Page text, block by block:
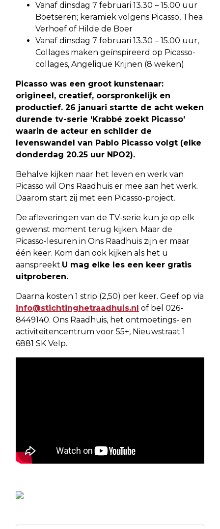
Vanaf dinsdag 7 februari 13.30 – 15.00 uur
Boetseren; keramiek volgens Picasso, Thea
Verhoef of Hilde de Boer
Vanaf dinsdag 7 februari 13.30 – 15.00 uur,
Collages maken geïnspireerd op Picasso-
collages, Angelique Krijnen (8 weken)
Picasso was een groot kunstenaar:
origineel, creatief, oorspronkelijk en
productief. 26 januari startte de acht weken
durende tv-serie ‘Krabbé zoekt Picasso’
waarin de acteur en schilder de
levenswandel van Pablo Picasso volgt (elke
donderdag 20.25 uur NPO2).
Behalve kijken naar het leven en werk van
Picasso wil Ons Raadhuis er mee aan het werk.
Daarom start zij met een Picasso-project.
De afleveringen van de TV-serie kun je op elk
gewenst moment terug kijken. Maar de
Picasso-lesuren in Ons Raadhuis zijn er maar
één keer. Kom dan ook kijken als het u
aanspreekt.U mag elke les een keer gratis
uitproberen.
Daarna kosten 1 strip (2,50) per keer. Geef op via
info@stichtinghetraadhuis.nl of bel 026-
8449140. Ons Raadhuis, het ontmoetings- en
activiteitencentrum voor 55+, Nieuwstraat 1
6881 SK Velp.